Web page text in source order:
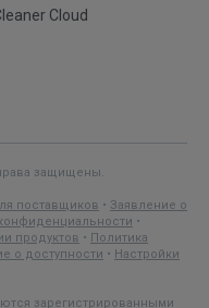
Cloud
защищены.
поставщиков • Заявление о
•
продуктов • Политика
о доступности • Настройки
зарегистрированными